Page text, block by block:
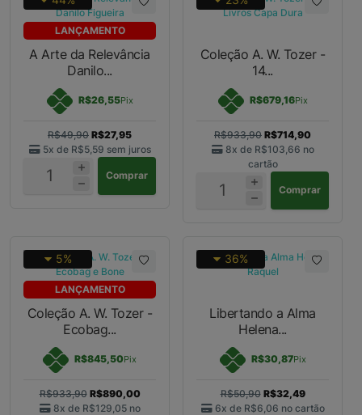
LANÇAMENTO
A Arte da Relevância
Danilo...
R$26,55Pix
R$49,90 R$27,95
5x de R$5,59 sem juros
Comprar
Coleção A. W. Tozer -
14...
R$679,16Pix
R$933,90 R$714,90
8x de R$103,66 no
cartão
Comprar
LANÇAMENTO
5%
Coleção A. W. Tozer -
Ecobag...
R$845,50Pix
R$933,90 R$890,00
8x de R$129,05 no
36%
Libertando a Alma
Helena...
R$30,87Pix
R$50,90 R$32,49
6x de R$6,06 no cartão